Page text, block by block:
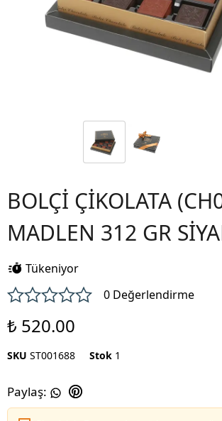
BOLÇİ ÇİKOLATA
MADLEN 312 GR
Tükeniyor
0 Değerlendirme
₺ 520.00
SKU ST001688 Stok 1
Paylaş: